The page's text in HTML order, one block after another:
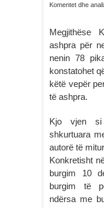
Komentet dhe
Megjithëse
ashpra për
nenin 78
konstatohet
këtë vepër
të ashpra.
Kjo vjen
shkurtuara
autorë të
Konkretisht
burgim 10
burgim të
ndërsa me